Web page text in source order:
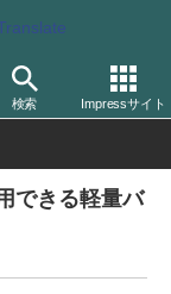
検索 Impressサイト
できる軽量バ